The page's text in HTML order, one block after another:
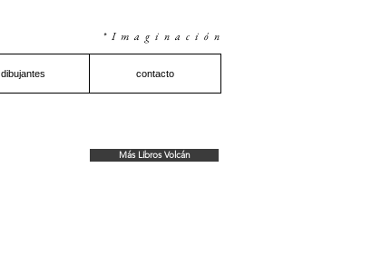
dibujantes contacto
*Imaginación
Más Libros Volcán